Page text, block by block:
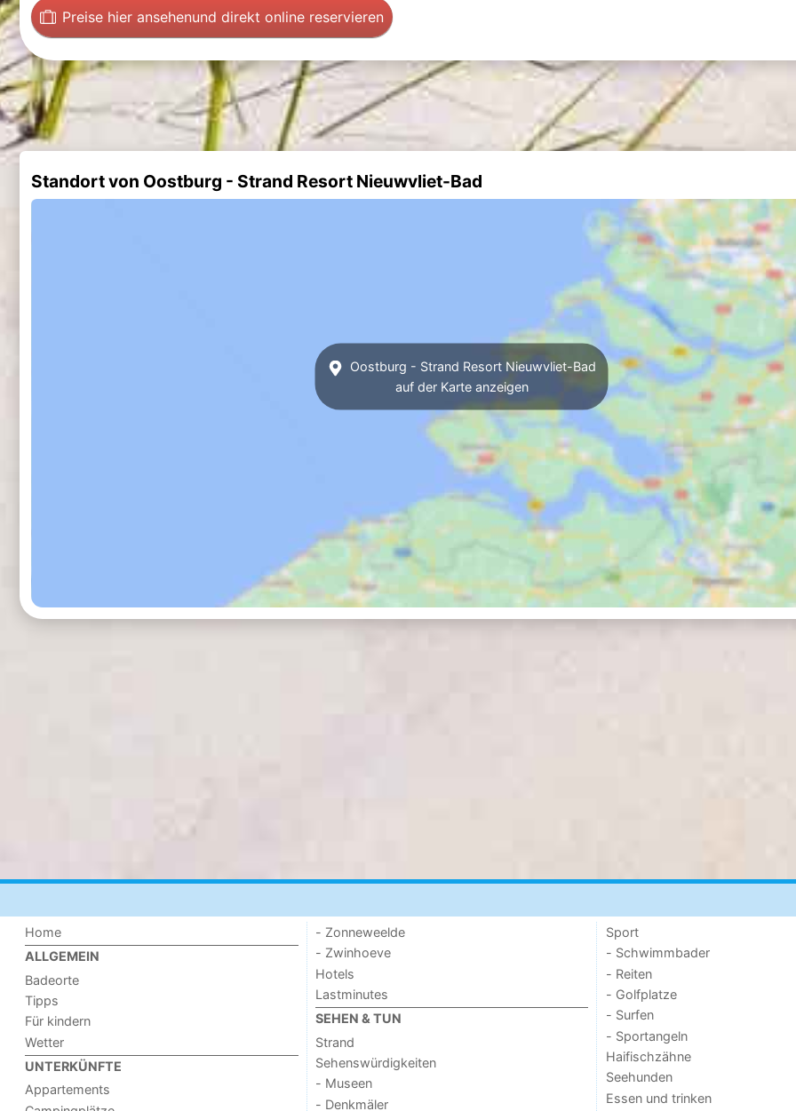
Preise hier ansehenund direkt online reservieren
Standort von Oostburg - Strand Resort Nieuwvliet-Bad
Oostburg - Strand Resort Nieuwvliet-Bad
auf der Karte anzeigen
Home
ALLGEMEIN
Badeorte
Tipps
Für kindern
Wetter
UNTERKÜNFTE
Appartements
- Zonneweelde
- Zwinhoeve
Hotels
Lastminutes
SEHEN & TUN
Strand
Sehenswürdigkeiten
- Museen
- Denkmäler
Sport
- Schwimmbader
- Reiten
- Golfplatze
- Surfen
- Sportangeln
Haifischzähne
Seehunden
Essen und trinken